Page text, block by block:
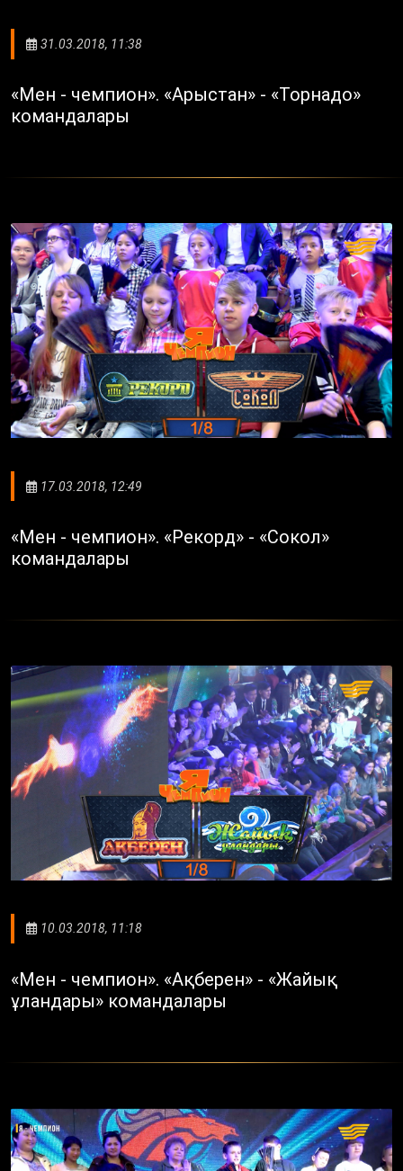
31.03.2018, 11:38
«Мен - чемпион». «Арыстан» - «Торнадо»
командалары
17.03.2018, 12:49
«Мен - чемпион». «Рекорд» - «Сокол»
командалары
10.03.2018, 11:18
«Мен - чемпион». «Ақберен» - «Жайық
ұландары» командалары